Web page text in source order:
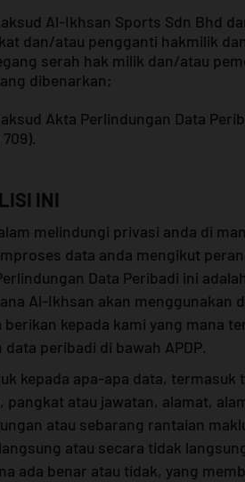
Al-Ikhsan Sports Sdn Bhd
dan/atau pengganti hakmilik
serah hak milik dan/atau
dibenarkan;
Akta Perlindungan Data
INI
melindungi privasi anda di
data anda mengikut
Data Peribadi ini
Al-Ikhsan akan menggunakan
kepada kami yang mana
peribadi di bawah APDP.
kepada apa-apa data, termasuk
pangkat atau jawatan, alamat,
atau sebarang rantaian
atau secara tidak
ada benar atau tidak, yang